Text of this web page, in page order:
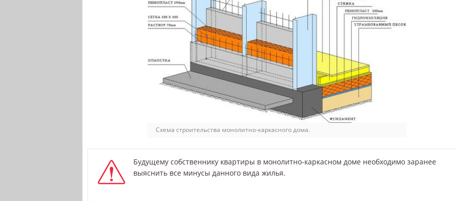
Схема строительства монолитно-каркасного дома.
Будущему собственнику квартиры в монолитно-каркасном доме необходимо заранее
выяснить все минусы данного вида жилья.